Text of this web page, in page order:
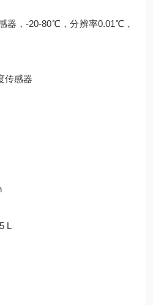
器，-20-80℃，分辨率0.01℃，
传感器
L